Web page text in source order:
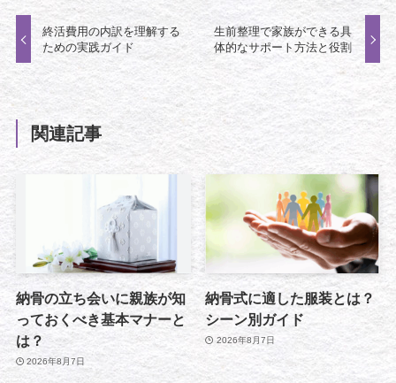
終活費用の内訳を理解する
ための実践ガイド
生前整理で家族ができる具
体的なサポート方法と役割
関連記事
納骨の立ち会いに親族が知
っておくべき基本マナーと
は？
2026年8月7日
納骨式に適した服装とは？
シーン別ガイド
2026年8月7日